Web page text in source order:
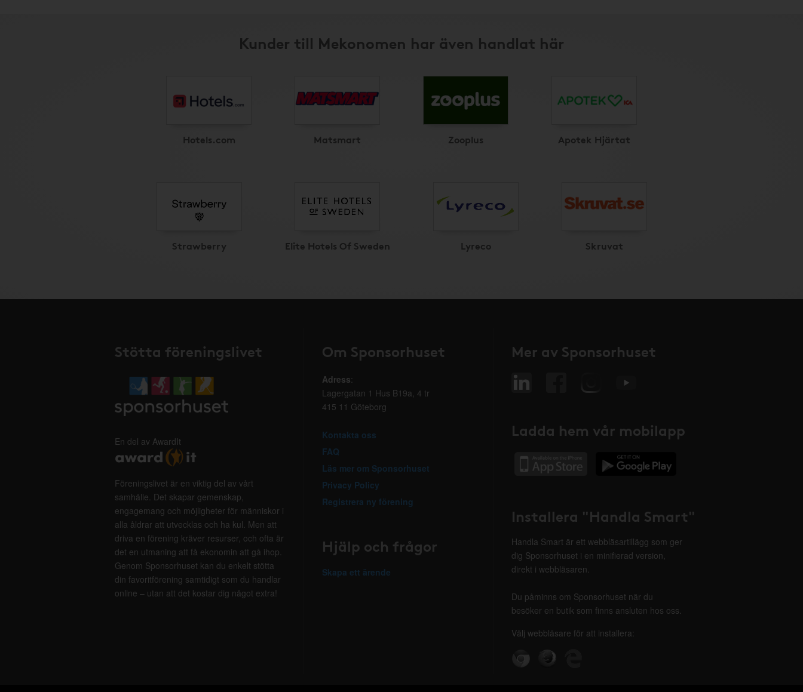
Kunder till Mekonomen har även handlat här
Hotels.com Matsmart Zooplus Apotek Hjärtat
Strawberry Elite Hotels Of Sweden Lyreco Skruvat
Stötta föreningslivet
En del av AwardIt
Föreningslivet är en viktig del av vårt
samhälle. Det skapar gemenskap,
engagemang och möjligheter för människor i
alla åldrar att utvecklas och ha kul. Men att
driva en förening kräver resurser, och ofta är
det en utmaning att få ekonomin att gå ihop.
Genom Sponsorhuset kan du enkelt stötta
din favoritförening samtidigt som du handlar
online – utan att det kostar dig något extra!
Om Sponsorhuset
Adress:
Lagergatan 1 Hus B19a, 4 tr
415 11 Göteborg
Kontakta oss
FAQ
Läs mer om Sponsorhuset
Privacy Policy
Registrera ny förening
Hjälp och frågor
Skapa ett ärende
Mer av Sponsorhuset
Ladda hem vår mobilapp
Installera "Handla Smart"
Handla Smart är ett webbläsartillägg som ger
dig Sponsorhuset i en minifierad version,
direkt i webbläsaren.
Du påminns om Sponsorhuset när du
besöker en butik som finns ansluten hos oss.
Välj webbläsare för att installera: